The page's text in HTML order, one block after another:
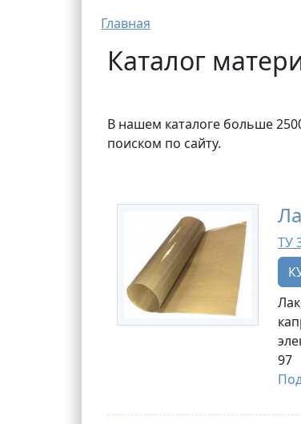
Строка навигации
Главная
Каталог
В нашем каталоге больше
поиском по сайту.
ТУ
97